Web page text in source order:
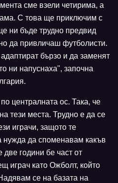
сме взели четирима, а
С това ще приключим с
ни бъде трудно предвид
да привличаш футболисти.
бързо и да заменят
ни напуснаха", започна
централната ос. Така, че
тези места. Трудно е да се
играчи, защото те
да споменавам какъв
две години бе част от
играч като Ожболт, който
се на базата на